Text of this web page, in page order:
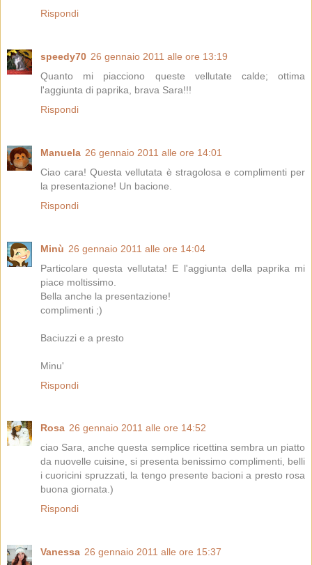
Rispondi
speedy70 26 gennaio 2011 alle ore 13:19
Quanto mi piacciono queste vellutate calde; ottima
l'aggiunta di paprika, brava Sara!!!
Rispondi
Manuela 26 gennaio 2011 alle ore 14:01
Ciao cara! Questa vellutata è stragolosa e complimenti per
la presentazione! Un bacione.
Rispondi
Minù 26 gennaio 2011 alle ore 14:04
Particolare questa vellutata! E l'aggiunta della paprika mi
piace moltissimo.
Bella anche la presentazione!
complimenti ;)
Baciuzzi e a presto
Minu'
Rispondi
Rosa 26 gennaio 2011 alle ore 14:52
ciao Sara, anche questa semplice ricettina sembra un piatto
da nuovelle cuisine, si presenta benissimo complimenti, belli
i cuoricini spruzzati, la tengo presente bacioni a presto rosa
buona giornata.)
Rispondi
Vanessa 26 gennaio 2011 alle ore 15:37